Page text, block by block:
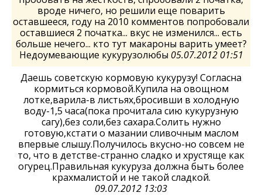
вроде ничего, но решили еще поварить
оставшееся, году на 2010 комментов попробовали
оставшиеся 2 початка... вкус не изменился... есть
больше нечего... кто тут макароны варить умеет?
Недоумевающие кукурузолюбы 05.07.2012 01:51
Даешь советскую кормовую кукурузу! Согласна
кормиться кормовой.Купила на овощном
лотке,варила-в листьях,бросивши в холодную
воду-1,5 часа(пока прочитала сию кукурузную
сагу),без соли,без сахара.Солить нужно
готовую,кстати о мазании сливочным маслом
впервые слышу.Получилось вкусно-но совсем не
то, что в детстве-странно сладко и хрустяще как
огурец.Правильная кукуруза должна быть более
крахмалистой и не такой сладкой.
09.07.2012 13:03